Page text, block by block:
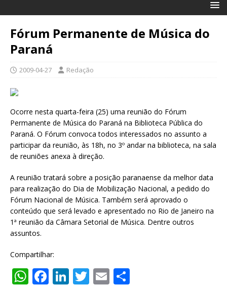
Fórum Permanente de Música do
Paraná
2009-04-27 Redação
Ocorre nesta quarta-feira (25) uma reunião do Fórum
Permanente de Música do Paraná na Biblioteca Pública do
Paraná. O Fórum convoca todos interessados no assunto a
participar da reunião, às 18h, no 3º andar na biblioteca, na sala
de reuniões anexa à direção.
A reunião tratará sobre a posição paranaense da melhor data
para realização do Dia de Mobilização Nacional, a pedido do
Fórum Nacional de Música. Também será aprovado o
conteúdo que será levado e apresentado no Rio de Janeiro na
1ª reunião da Câmara Setorial de Música. Dentre outros
assuntos.
Compartilhar:
W F Li T E